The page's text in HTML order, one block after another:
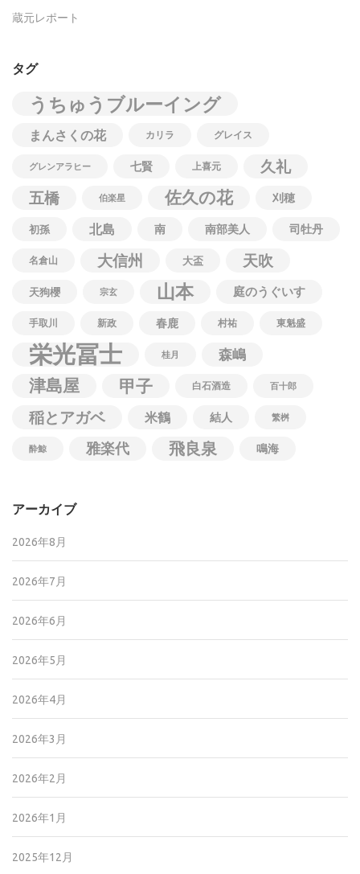
蔵元レポート
タグ
うちゅうブルーイング
まんさくの花 カリラ グレイス
グレンアラヒー 七賢 上喜元
久礼
五橋
伯楽星 佐久の花 刈穂
初孫 北島 南 南部美人 司牡丹
名倉山 大信州 大盃 天吹
天狗櫻 宗玄 山本 庭のうぐいす
手取川 新政 春鹿 村祐 東魁盛
栄光冨士 桂月 森嶋
津島屋 甲子 白石酒造 百十郎
稲とアガベ 米鶴 結人 繁桝
酔鯨 雅楽代 飛良泉 鳴海
アーカイブ
2026年8月
2026年7月
2026年6月
2026年5月
2026年4月
2026年3月
2026年2月
2026年1月
2025年12月